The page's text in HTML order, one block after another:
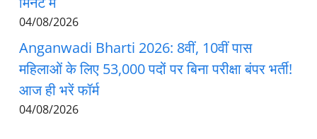
04/08/2026
Anganwadi Bharti 2026: 8वीं, 10वीं पास
महिलाओं के लिए 53,000 पदों पर बिना परीक्षा बंपर भर्ती!
आज ही भरें फॉर्म
04/08/2026